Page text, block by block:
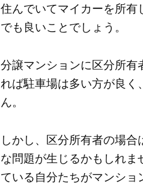
住んでいてマイカーを所有
でも良いことでしょう。
分譲マンションに区分所
れば駐車場は多い方が良
ん。
しかし、区分所有者の場
な問題が生じるかもしれ
ている自分たちがマンシ